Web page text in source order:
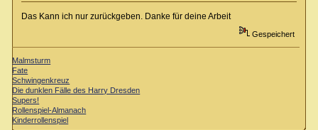
Das Kann ich nur zurückgeben. Danke für deine Arbeit
Gespeichert
Malmsturm
Fate
Schwingenkreuz
Die dunklen Fälle des Harry Dresden
Supers!
Rollenspiel-Almanach
Kinderrollenspiel